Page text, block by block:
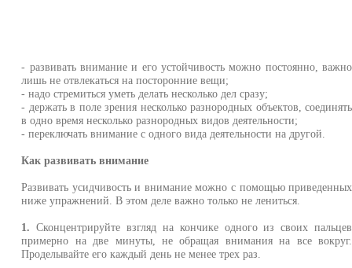
- развивать внимание и его устойчивость можно постоянно, важно
лишь не отвлекаться на посторонние вещи;
- надо стремиться уметь делать несколько дел сразу;
- держать в поле зрения несколько разнородных объектов, соединять
в одно время несколько разнородных видов деятельности;
- переключать внимание с одного вида деятельности на другой.
Как развивать внимание
Развивать усидчивость и внимание можно с помощью приведенных
ниже упражнений. В этом деле важно только не лениться.
1. Сконцентрируйте взгляд на кончике одного из своих пальцев
примерно на две минуты, не обращая внимания на все вокруг.
Проделывайте его каждый день не менее трех раз.